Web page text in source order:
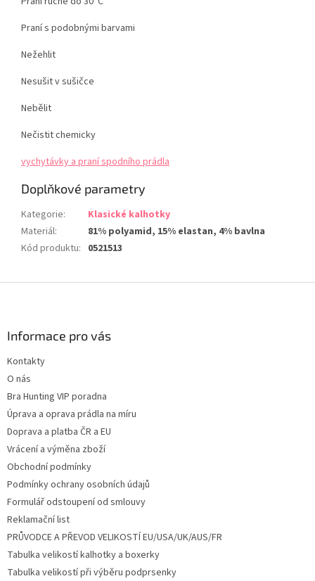
Praní s podobnými barvami
Nežehlit
Nesušit v sušičce
Nebělit
Nečistit chemicky
vychytávky a praní spodního prádla
Doplňkové parametry
Kategorie:
Klasické kalhotky
Materiál:
81% polyamid, 15% elastan, 4% bavlna
Kód produktu: 0521513
Informace pro vás
Kontakty
O nás
Bra Hunting VIP poradna
Úprava a oprava prádla na míru
Doprava a platba ČR a EU
Vrácení a výměna zboží
Obchodní podmínky
Podmínky ochrany osobních údajů
Formulář odstoupení od smlouvy
Reklamační list
PRŮVODCE A PŘEVOD VELIKOSTÍ EU/USA/UK/AUS/FR
Tabulka velikostí kalhotky a boxerky
Tabulka velikostí při výběru podprsenky